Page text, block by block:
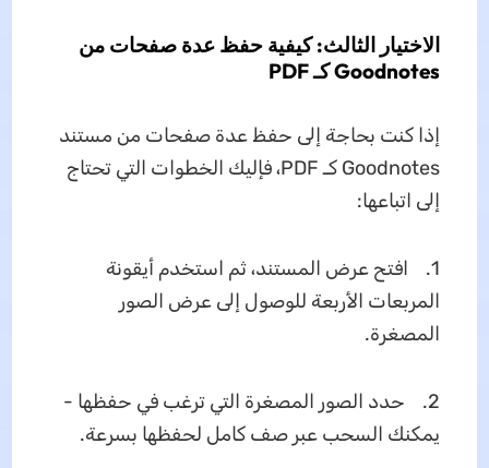
الاختيار الثالث: كيفية حفظ عدة صفحات من
Goodnotes كـ PDF
إذا كنت بحاجة إلى حفظ عدة صفحات من مستند
Goodnotes كـ PDF، فإليك الخطوات التي تحتاج
إلى اتباعها:
1. افتح عرض المستند، ثم استخدم أيقونة
المربعات الأربعة للوصول إلى عرض الصور
المصغرة.
2. حدد الصور المصغرة التي ترغب في حفظها -
يمكنك السحب عبر صف كامل لحفظها بسرعة.